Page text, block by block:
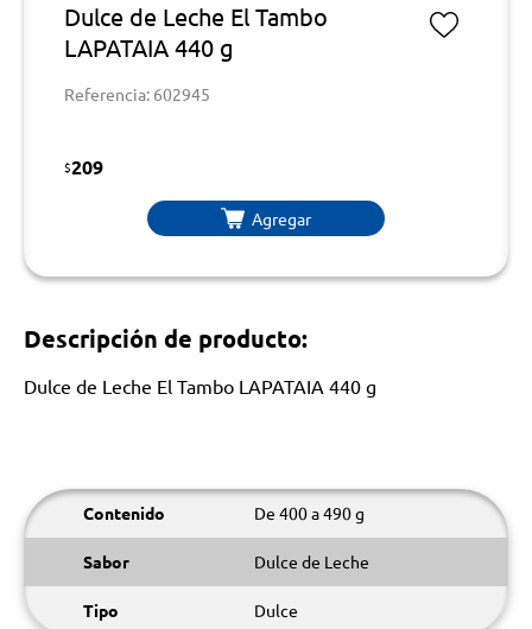
Dulce de Leche El Tambo
LAPATAIA 440 g
Referencia: 602945
$209
Agregar
Descripción de producto:
Dulce de Leche El Tambo LAPATAIA 440 g
Contenido De 400 a 490 g
Sabor Dulce de Leche
Tipo Dulce